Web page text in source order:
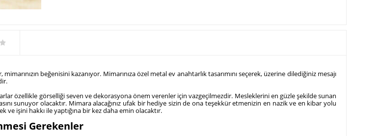
beğenisini kazanıyor. Mimarınıza özel metal ev anahtarlık tasarımını seçerek, üzerine dilediğiniz mesajı
özellikle görselliği seven ve dekorasyona önem verenler için vazgeçilmezdir. Mesleklerini en güzle şekilde sunan
sunuyor olacaktır. Mimara alacağınız ufak bir hediye sizin de ona teşekkür etmenizin en nazik ve en kibar yolu
ve işini hakkı ile yaptığına bir kez daha emin olacaktır.
Gerekenler